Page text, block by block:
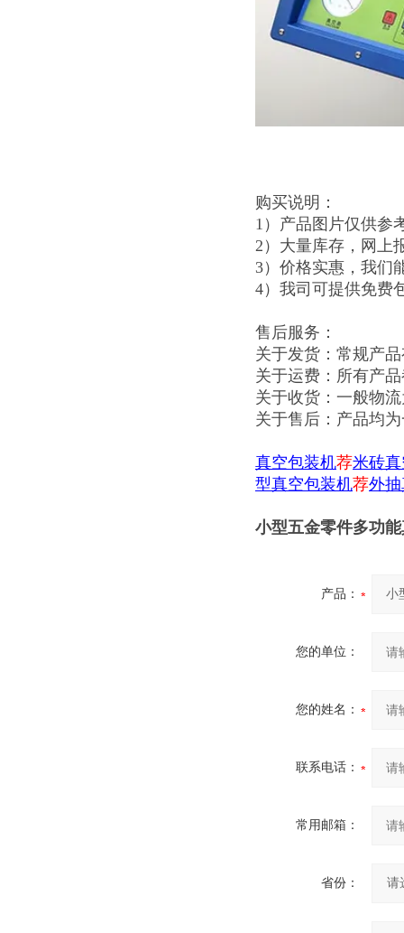
购买说明：
1）产品图片仅供参
2）大量库存，网上
3）价格实惠，我们
4）我司可提供免费
售后服务：
关于发货：常规产
关于运费：所有产
关于收货：一般物
关于售后：产品均
真空包装机荐米砖
型真空包装机荐外
小型五金零件多功
产品：
您的单位：
您的姓名：
联系电话：
常用邮箱：
省份：